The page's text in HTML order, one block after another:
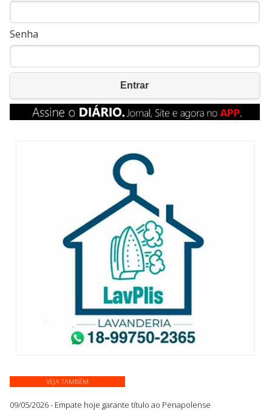
Senha
Entrar
VEJA TAMBÉM
09/05/2026 - Empate hoje garante título ao Penapolense